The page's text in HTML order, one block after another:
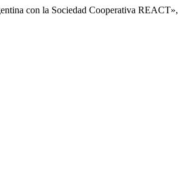
con la Sociedad Cooperativa REACT»,